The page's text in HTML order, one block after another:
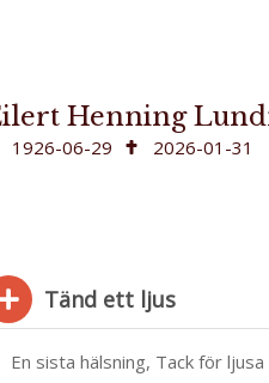
Eilert Henning
1926-06-29 2026-01-31
Tänd ett ljus
En sista hälsning, Tack för